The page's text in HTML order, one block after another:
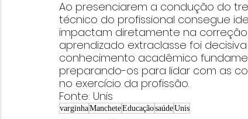
Ao presenciarem a condução do
técnico do profissional consegue
impactam diretamente na
aprendizado extraclasse foi
conhecimento acadêmico
preparando-os para lidar com as
no exercício da profissão.
Fonte: Unis
varginhaMancheteEducaçãosaúdeUnis